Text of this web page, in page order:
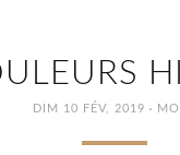
DIM 10 FÉV, 2019 ·